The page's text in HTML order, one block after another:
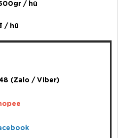
/ hũ
/ hũ
(Zalo / Viber)